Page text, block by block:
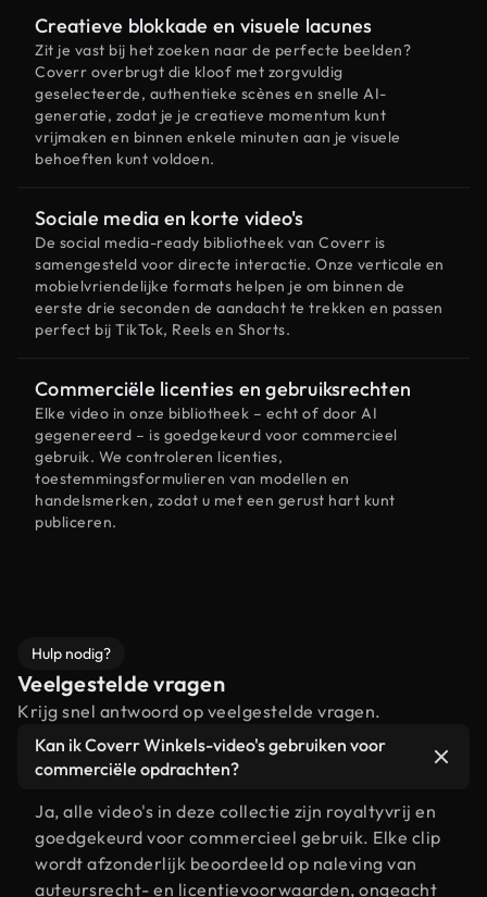
Creatieve blokkade en visuele lacunes
Zit je vast bij het zoeken naar de perfecte beelden?
Coverr overbrugt die kloof met zorgvuldig
geselecteerde, authentieke scènes en snelle AI-
generatie, zodat je je creatieve momentum kunt
vrijmaken en binnen enkele minuten aan je visuele
behoeften kunt voldoen.
Sociale media en korte video's
De social media-ready bibliotheek van Coverr is
samengesteld voor directe interactie. Onze verticale en
mobielvriendelijke formats helpen je om binnen de
eerste drie seconden de aandacht te trekken en passen
perfect bij TikTok, Reels en Shorts.
Commerciële licenties en gebruiksrechten
Elke video in onze bibliotheek – echt of door AI
gegenereerd – is goedgekeurd voor commercieel
gebruik. We controleren licenties,
toestemmingsformulieren van modellen en
handelsmerken, zodat u met een gerust hart kunt
publiceren.
Hulp nodig?
Veelgestelde vragen
Krijg snel antwoord op veelgestelde vragen.
Kan ik Coverr Winkels-video's gebruiken voor
commerciële opdrachten?
Ja, alle video's in deze collectie zijn royaltyvrij en
goedgekeurd voor commercieel gebruik. Elke clip
wordt afzonderlijk beoordeeld op naleving van
auteursrecht- en licentievoorwaarden, ongeacht